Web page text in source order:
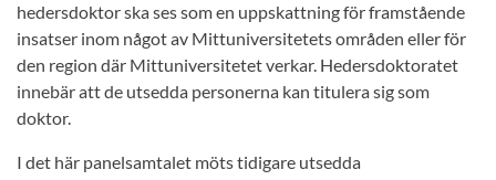
hedersdoktor ska ses som en uppskattning för framstående
insatser inom något av Mittuniversitetets områden eller för
den region där Mittuniversitetet verkar. Hedersdoktoratet
innebär att de utsedda personerna kan titulera sig som
doktor.
I det här panelsamtalet möts tidigare utsedda